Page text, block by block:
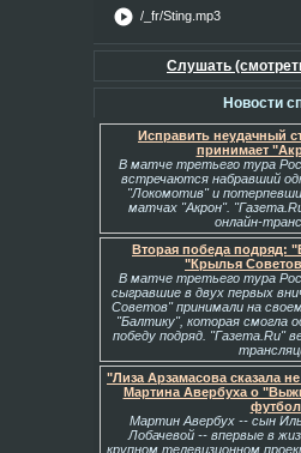
play_circle /_fr/Sting.mp3
Слушать
Новости
Исправить неудачный
принимает
В матче третьего тура
встречаются набравший
"Локомотив" и
матчах "Акрон".
онлайн-
Вторая победа подряд:
"Крылья
В матче третьего тура
сыгравшие в двух первых
Советов" принимали на
"Балтику", которая смогла
победу подряд. "Газета.Ru"
"Лиза Арзамасова сказала
Мартина Авербуха о
Мартин Авербух -- сын
Лобачевой -- впервые в
крупном телевизионном